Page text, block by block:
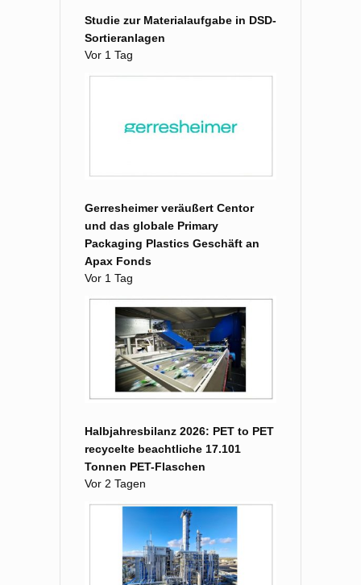
Studie zur Materialaufgabe in DSD-
Sortieranlagen
Vor 1 Tag
Gerresheimer veräußert Centor
und das globale Primary
Packaging Plastics Geschäft an
Apax Fonds
Vor 1 Tag
Halbjahresbilanz 2026: PET to PET
recycelte beachtliche 17.101
Tonnen PET-Flaschen
Vor 2 Tagen